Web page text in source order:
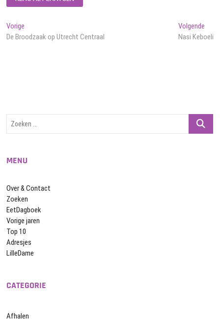
Bericht
navigatie
Vorige
bericht:
De Broodzaak op Utrecht Centraal
Volgende
Nasi Keboeli
Zoeken
MENU
Over & Contact
Zoeken
EetDagboek
Vorige jaren
Top 10
Adresjes
LilleDame
CATEGORIE
Afhalen